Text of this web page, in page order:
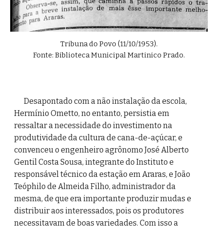
Tribuna do Povo (11/10/1953).
Fonte: Biblioteca Municipal Martinico Prado.
Desapontado com a não instalação da escola,
Hermínio Ometto, no entanto, persistia em
ressaltar a necessidade do investimento na
produtividade da cultura de cana-de-açúcar, e
convenceu o engenheiro agrônomo José Alberto
Gentil Costa Sousa, integrante do Instituto e
responsável técnico da estação em Araras, e João
Teóphilo de Almeida Filho, administrador da
mesma, de que era importante produzir mudas e
distribuir aos interessados, pois os produtores
necessitavam de boas variedades. Com isso a